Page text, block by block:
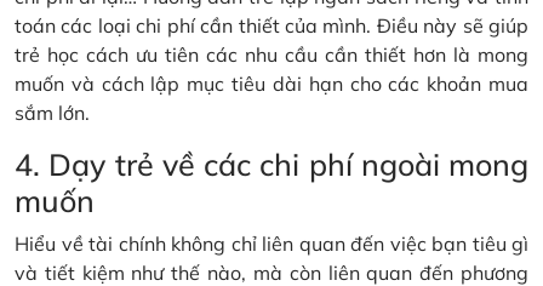
toán các loại chi phí cần thiết của mình. Điều này sẽ giúp
trẻ học cách ưu tiên các nhu cầu cần thiết hơn là mong
muốn và cách lập mục tiêu dài hạn cho các khoản mua
sắm lớn.
4. Dạy trẻ về các chi phí ngoài mong
muốn
Hiểu về tài chính không chỉ liên quan đến việc bạn tiêu gì
và tiết kiệm như thế nào, mà còn liên quan đến phương